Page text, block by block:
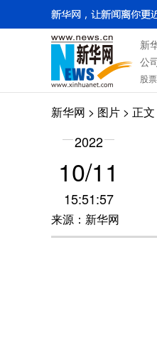
新
公
股
新华网 > 图片 > 正文
2022
10/11
15:51:57
来源：新华网